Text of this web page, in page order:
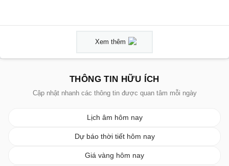
Xem thêm
THÔNG TIN HỮU ÍCH
Cập nhật nhanh các thông tin được quan tâm mỗi ngày
Lịch âm hôm nay
Dự báo thời tiết hôm nay
Giá vàng hôm nay